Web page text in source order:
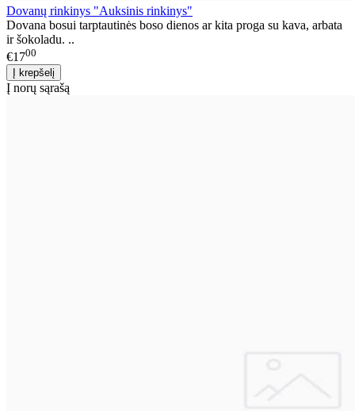
Dovanų rinkinys "Auksinis rinkinys"
Dovana bosui tarptautinės boso dienos ar kita proga su kava, arbata
ir šokoladu. ..
€1700
Į norų sąrašą